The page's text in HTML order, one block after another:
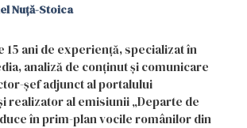
Nuță-Stoica
15 ani de experiență, specializat în
analiză de conținut și comunicare
șef adjunct al portalului
realizator al emisiunii „Departe de
în prim-plan vocile românilor din